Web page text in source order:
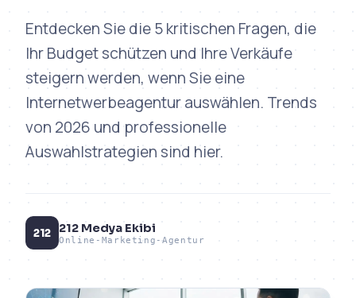
Entdecken Sie die 5 kritischen Fragen, die
Ihr Budget schützen und Ihre Verkäufe
steigern werden, wenn Sie eine
Internetwerbeagentur auswählen. Trends
von 2026 und professionelle
Auswahlstrategien sind hier.
212 212 Medya Ekibi
Online-Marketing-Agentur